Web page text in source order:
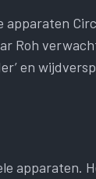
Roh
en
apparaten.